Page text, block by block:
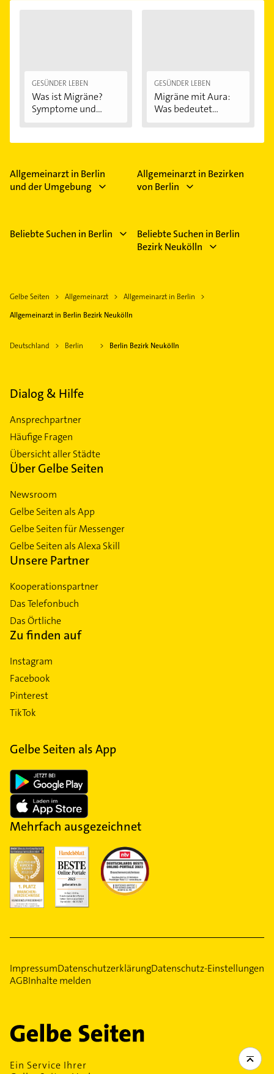
GESÜNDER LEBEN
Was ist Migräne?
Symptome und...
GESÜNDER LEBEN
Migräne mit Aura:
Was bedeutet...
Allgemeinarzt in Berlin
und der Umgebung
Allgemeinarzt in Bezirken
von Berlin
Beliebte Suchen in Berlin
Beliebte Suchen in Berlin
Bezirk Neukölln
Gelbe Seiten Allgemeinarzt
Allgemeinarzt in Berlin
Allgemeinarzt in Berlin Bezirk Neukölln
Deutschland Berlin Berlin Bezirk Neukölln
Dialog & Hilfe
Ansprechpartner
Häufige Fragen
Übersicht aller Städte
Über Gelbe Seiten
Newsroom
Gelbe Seiten als App
Gelbe Seiten für Messenger
Gelbe Seiten als Alexa Skill
Unsere Partner
Kooperationspartner
Das Telefonbuch
Das Örtliche
Zu finden auf
Instagram
Facebook
Pinterest
TikTok
Gelbe Seiten als App
Mehrfach ausgezeichnet
ImpressumDatenschutzerklärungDatenschutz-Einstellungen
AGBInhalte melden
Ein Service Ihrer